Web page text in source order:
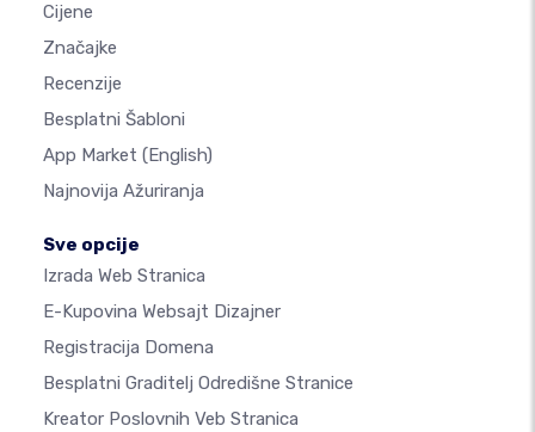
Cijene
Značajke
Recenzije
Besplatni Šabloni
App Market (English)
Najnovija Ažuriranja
Sve opcije
Izrada Web Stranica
E-Kupovina Websajt Dizajner
Registracija Domena
Besplatni Graditelj Odredišne Stranice
Kreator Poslovnih Veb Stranica